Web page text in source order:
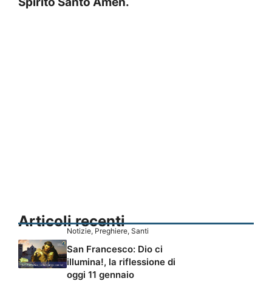
Articoli recenti
Notizie, Preghiere, Santi
San Francesco: Dio ci
illumina!, la riflessione di
oggi 11 gennaio